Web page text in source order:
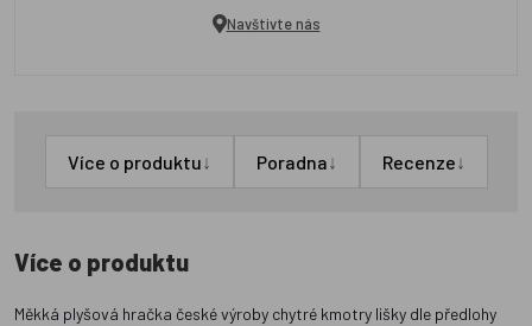
Navštivte nás
Více o produktu↓ Poradna↓ Recenze↓
Více o produktu
Měkká plyšová hračka české výroby chytré kmotry lišky dle předlohy